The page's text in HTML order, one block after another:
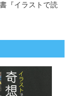
『イラストで読